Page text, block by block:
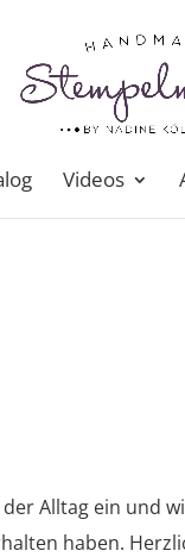
Videos
Alltag ein und
haben.